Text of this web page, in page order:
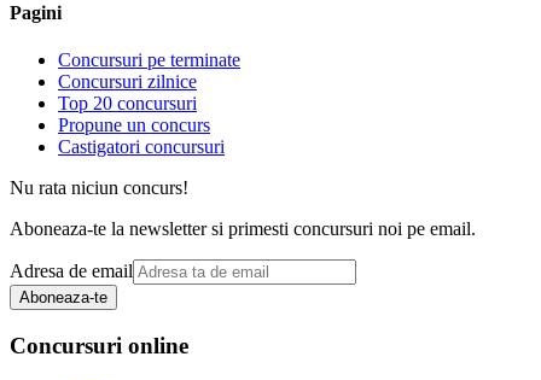
Pagini
Concursuri pe terminate
Concursuri zilnice
Top 20 concursuri
Propune un concurs
Castigatori concursuri
Nu rata niciun concurs!
Aboneaza-te la newsletter si primesti concursuri noi pe email.
Adresa de email
Aboneaza-te
Concursuri online